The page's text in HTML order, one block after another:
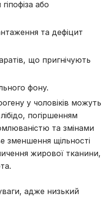
або
та дефіцит
що пригнічують
фону.
у чоловіків можуть
погіршенням
та змінами
щільності
жирової тканини,
адже низький